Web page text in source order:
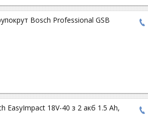
Bosch Professional GSB
EasyImpact 18V-40 з 2 акб 1.5 Ah,